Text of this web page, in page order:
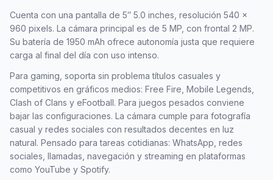
Cuenta con una pantalla de 5″ 5.0 inches, resolución 540 x
960 pixels. La cámara principal es de 5 MP, con frontal 2 MP.
Su batería de 1950 mAh ofrece autonomía justa que requiere
carga al final del día con uso intenso.
Para gaming, soporta sin problema títulos casuales y
competitivos en gráficos medios: Free Fire, Mobile Legends,
Clash of Clans y eFootball. Para juegos pesados conviene
bajar las configuraciones. La cámara cumple para fotografía
casual y redes sociales con resultados decentes en luz
natural. Pensado para tareas cotidianas: WhatsApp, redes
sociales, llamadas, navegación y streaming en plataformas
como YouTube y Spotify.